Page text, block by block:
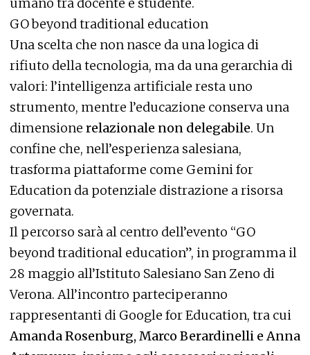
GO beyond traditional education
Una scelta che non nasce da una logica di
rifiuto della tecnologia, ma da una gerarchia di
valori: l’intelligenza artificiale resta uno
strumento, mentre l’educazione conserva una
dimensione relazionale non delegabile. Un
confine che, nell’esperienza salesiana,
trasforma piattaforme come Gemini for
Education da potenziale distrazione a risorsa
governata.
Il percorso sarà al centro dell’evento “GO
beyond traditional education”, in programma il
28 maggio all’Istituto Salesiano San Zeno di
Verona. All’incontro parteciperanno
rappresentanti di Google for Education, tra cui
Amanda Rosenburg, Marco Berardinelli e Anna